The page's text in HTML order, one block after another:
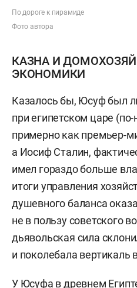
По дороге к пирамиде
Фото автора
КАЗНА И
ЭКОНОМИКИ
Казалось бы, Юсуф был
при египетском царе
примерно как премьер-
а Иосиф Сталин,
имел гораздо больше
итоги управления
душевного баланса
не в пользу советского
дьявольская сила
и поколебала вертикаль
У Юсуфа в древнем